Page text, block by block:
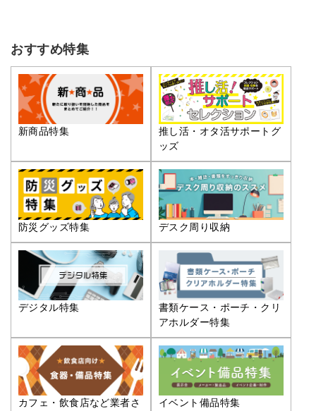
おすすめ特集
新商品特集
推し活・オタ活サポートグ
ッズ
防災グッズ特集 デスク周り収納
デジタル特集
書類ケース・ポーチ・クリ
アホルダー特集
カフェ・飲食店など業者さ
イベント備品特集